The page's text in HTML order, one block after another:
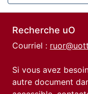
Recherche uO
Courriel :
Si vous avez
autre document